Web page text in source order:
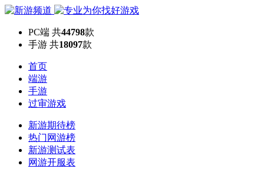
PC端 共44798款
手游 共18097款
首页
端游
手游
过审游戏
新游期待榜
热门网游榜
新游测试表
网游开服表